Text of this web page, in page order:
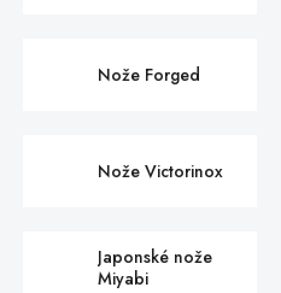
Nože Forged
Nože Victorinox
Japonské nože
Miyabi